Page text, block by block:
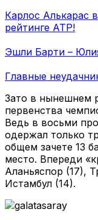
Карлос Алькарас
рейтинге АТР!
Эшли Барти –
Главные
Зато в нынешнем
первенства
Ведь в восьми
одержал только
общем зачете 13
место. Впереди
Аланьяспор (17),
Истамбул (14).